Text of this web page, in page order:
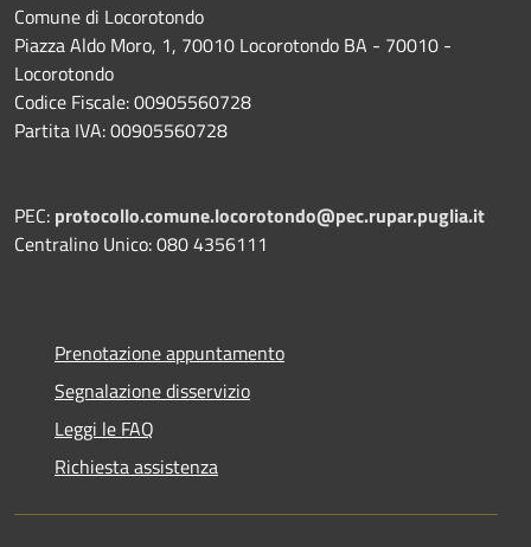
Comune di Locorotondo
Piazza Aldo Moro, 1, 70010 Locorotondo BA - 70010 -
Locorotondo
Codice Fiscale: 00905560728
Partita IVA: 00905560728
PEC: protocollo.comune.locorotondo@pec.rupar.puglia.it
Centralino Unico: 080 4356111
Prenotazione appuntamento
Segnalazione disservizio
Leggi le FAQ
Richiesta assistenza